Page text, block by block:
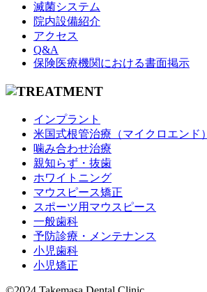
滅菌システム
院内設備紹介
アクセス
Q&A
保険医療機関における書面掲示
インプラント
米国式根管治療（マイクロエンド）
噛み合わせ治療
親知らず・抜歯
ホワイトニング
マウスピース矯正
スポーツ用マウスピース
一般歯科
予防診療・メンテナンス
小児歯科
小児矯正